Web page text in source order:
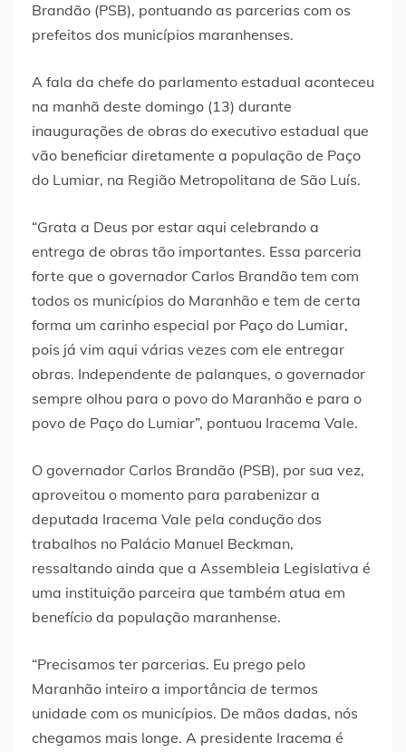
Brandão (PSB), pontuando as parcerias com os
prefeitos dos municípios maranhenses.
A fala da chefe do parlamento estadual aconteceu
na manhã deste domingo (13) durante
inaugurações de obras do executivo estadual que
vão beneficiar diretamente a população de Paço
do Lumiar, na Região Metropolitana de São Luís.
“Grata a Deus por estar aqui celebrando a
entrega de obras tão importantes. Essa parceria
forte que o governador Carlos Brandão tem com
todos os municípios do Maranhão e tem de certa
forma um carinho especial por Paço do Lumiar,
pois já vim aqui várias vezes com ele entregar
obras. Independente de palanques, o governador
sempre olhou para o povo do Maranhão e para o
povo de Paço do Lumiar”, pontuou Iracema Vale.
O governador Carlos Brandão (PSB), por sua vez,
aproveitou o momento para parabenizar a
deputada Iracema Vale pela condução dos
trabalhos no Palácio Manuel Beckman,
ressaltando ainda que a Assembleia Legislativa é
uma instituição parceira que também atua em
benefício da população maranhense.
“Precisamos ter parcerias. Eu prego pelo
Maranhão inteiro a importância de termos
unidade com os municípios. De mãos dadas, nós
chegamos mais longe. A presidente Iracema é